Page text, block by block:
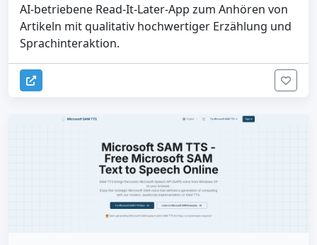
AI-betriebene Read-It-Later-App zum Anhören von
Artikeln mit qualitativ hochwertiger Erzählung und
Sprachinteraktion.